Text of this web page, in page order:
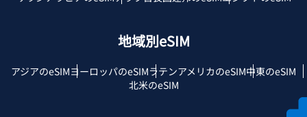
地域別eSIM
アジアのeSIMヨーロッパのeSIMラテンアメリカのeSIM中東のeSIM
北米のeSIM